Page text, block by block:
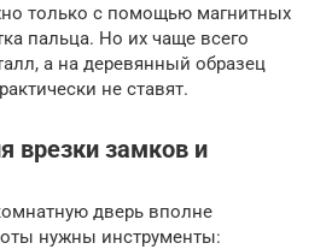
только с помощью магнитных
пальца. Но их чаще всего
а на деревянный образец
не ставят.
врезки замков и
дверь вполне
нужны инструменты: